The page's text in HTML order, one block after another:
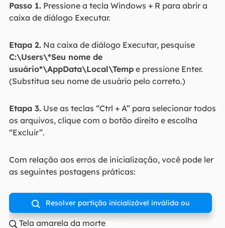
Passo 1.Pressione a tecla Windows + R para abrir a
caixa de diálogo Executar.
Etapa 2.Na caixa de diálogo Executar, pesquise
C:\Users\*Seu nome de
usuário*\AppData\Local\Tempe pressione Enter.
(Substitua seu nome de usuário pelo correto.)
Etapa 3.Use as teclas “Ctrl + A” para selecionar todos
os arquivos, clique com o botão direito e escolha
“Excluir”.
Com relação aos erros de inicialização, você pode ler
as seguintes postagens práticas:
 Resolver partição inicializável inválida ou
danificada
 Tela amarela da morte